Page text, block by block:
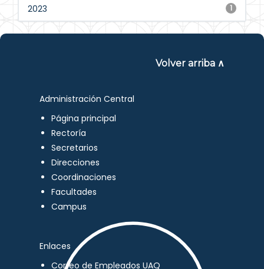
1
2023
Volver arriba ∧
Administración Central
Página principal
Rectoría
Secretarios
Direcciones
Coordinaciones
Facultades
Campus
Enlaces
Correo de Empleados UAQ